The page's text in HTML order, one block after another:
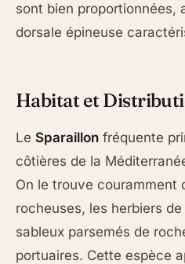
sont bien proportionnées,
dorsale épineuse
Habitat et
Le Sparaillon fréquente
côtières de la
On le trouve couramment
rocheuses, les herbiers
sableux parsemés de
portuaires. Cette espèce